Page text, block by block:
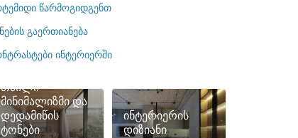
წარმოგიდგენთ
გაერთიანება
ინტერიერში
თბილი
მინიმალიზმი და
დედამიწის
ტონები
ინტერიერის
დიზიანი